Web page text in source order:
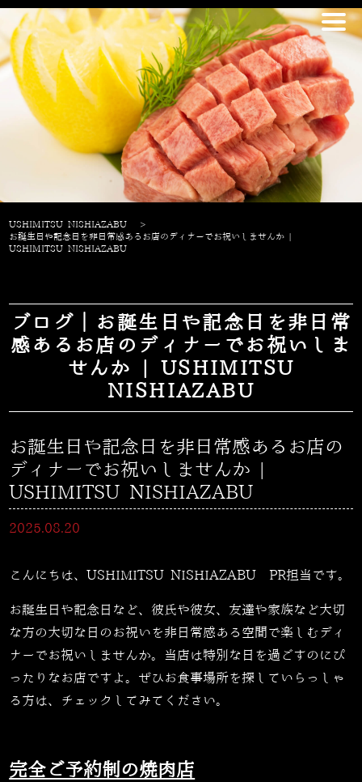
USHIMITSU NISHIAZABU
>
お誕生日や記念日を非日常感あるお店のディナーでお祝いしませんか |
USHIMITSU NISHIAZABU
ブログ｜お誕生日や記念日を非日常
感あるお店のディナーでお祝いしま
せんか | USHIMITSU
NISHIAZABU
お誕生日や記念日を非日常感あるお店の
ディナーでお祝いしませんか |
USHIMITSU NISHIAZABU
2025.08.20
こんにちは、USHIMITSU NISHIAZABU PR担当です。
お誕生日や記念日など、彼氏や彼女、友達や家族など大切
な方の大切な日のお祝いを非日常感ある空間で楽しむディ
ナーでお祝いしませんか。当店は特別な日を過ごすのにぴ
ったりなお店ですよ。ぜひお食事場所を探していらっしゃ
る方は、チェックしてみてください。
完全ご予約制の焼肉店